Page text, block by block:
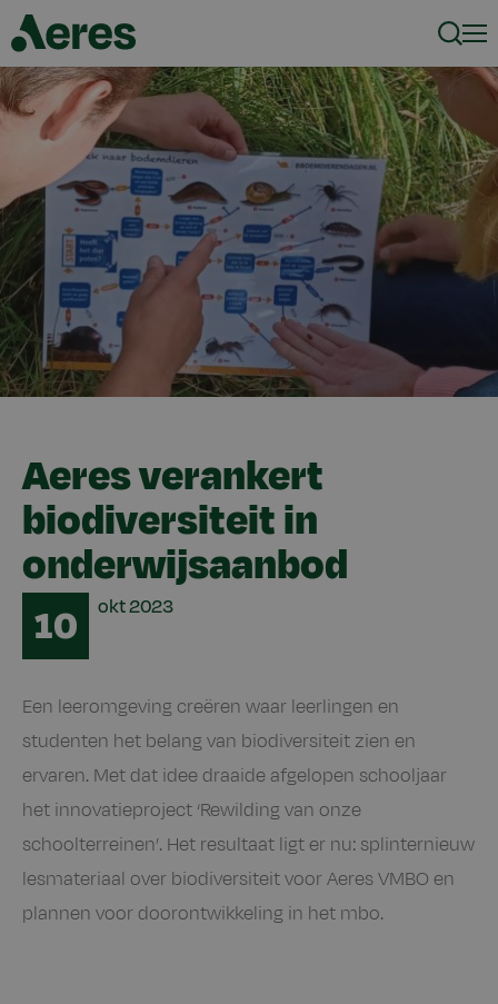
Aeres verankert
biodiversiteit in
onderwijsaanbod
10 okt2023
Een leeromgeving creëren waar leerlingen en
studenten het belang van biodiversiteit zien en
ervaren. Met dat idee draaide afgelopen schooljaar
het innovatieproject ‘Rewilding van onze
schoolterreinen’. Het resultaat ligt er nu: splinternieuw
lesmateriaal over biodiversiteit voor Aeres VMBO en
plannen voor doorontwikkeling in het mbo.